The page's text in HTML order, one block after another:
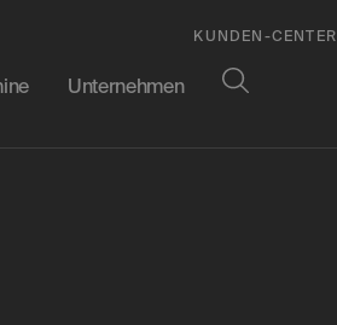
KUNDEN-CENTER
Unternehmen